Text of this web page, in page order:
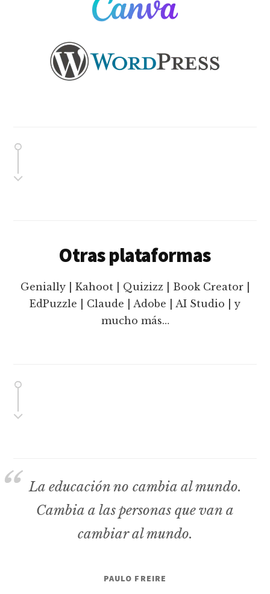
Otras plataformas
Genially | Kahoot | Quizizz | Book Creator |
EdPuzzle | Claude | Adobe | AI Studio | y
mucho más…
La educación no cambia al mundo.
Cambia a las personas que van a
cambiar al mundo.
PAULO FREIRE